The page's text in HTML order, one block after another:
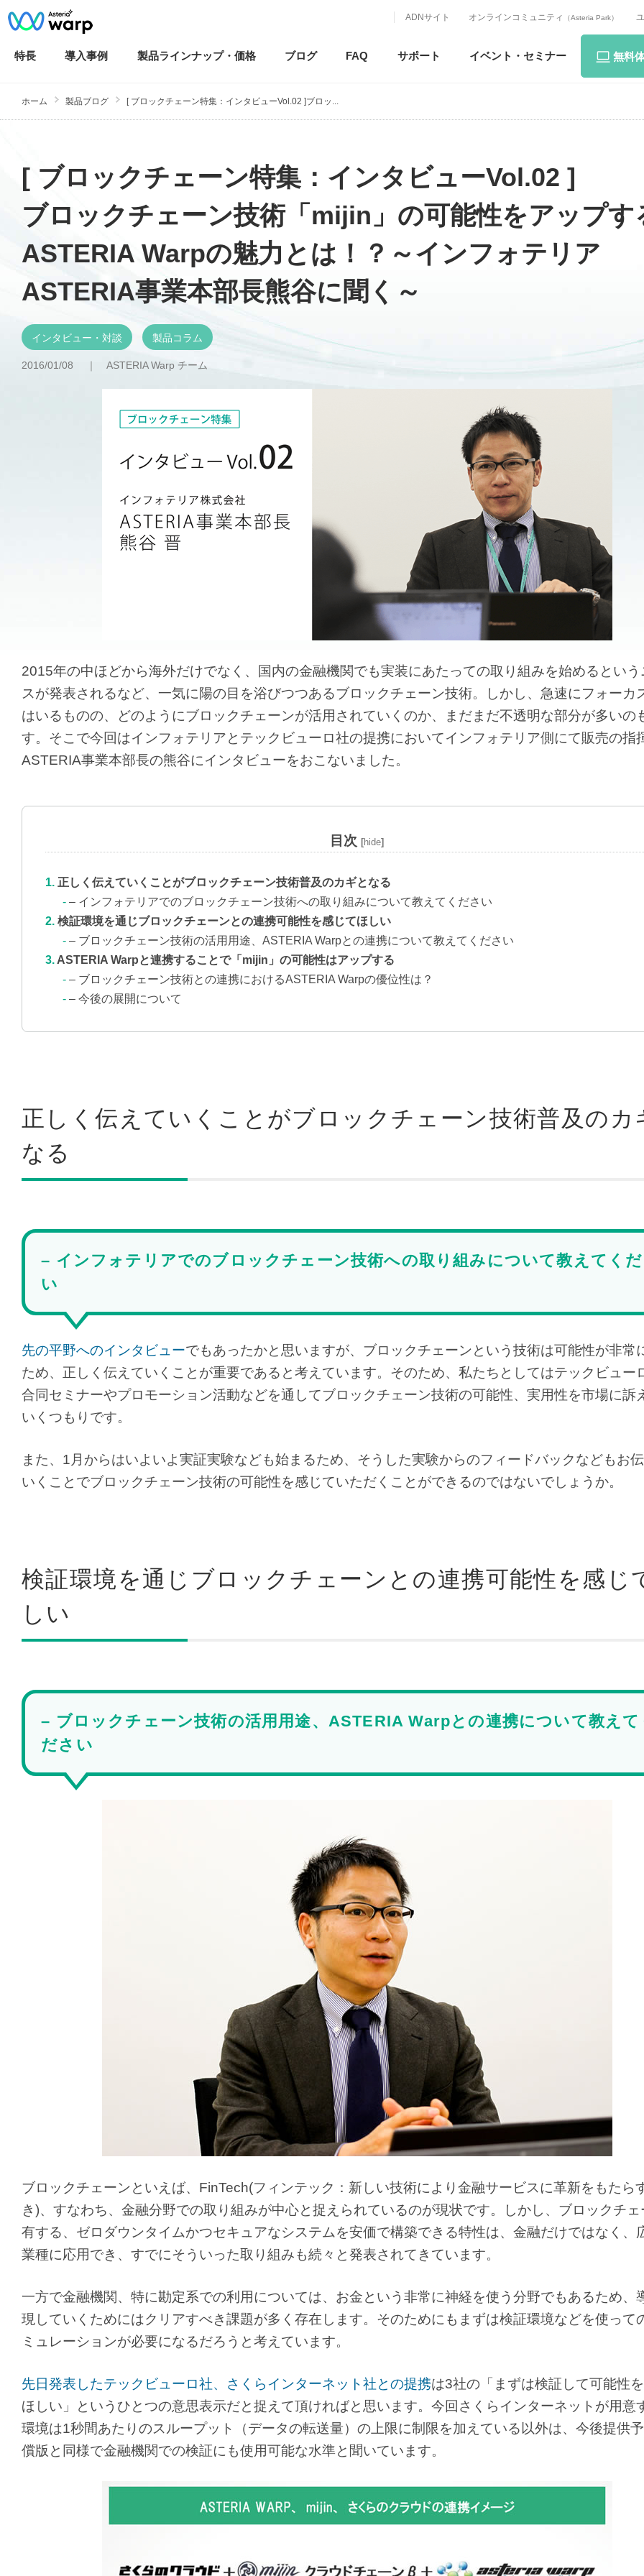
ADNサイト オンラインコミュニティ （Asteria Park）
特長 導入事例 製品ラインナップ・ 価格 ブログ FAQ サポート イベント・ セミナー 無料
ホーム 製品ブログ [ ブロックチェーン特集：インタビューVol.02 ]ブロッ...
[ ブロックチェーン特集：インタビューVol.02 ]
ブロックチェーン技術「mijin」の可能性をアップす
ASTERIA Warpの魅力とは！？～インフォテリア
ASTERIA事業本部長熊谷に聞く～
インタビュー・対談 製品コラム
2016/01/08 ｜ ASTERIA Warp チーム
2015年の中ほどから海外だけでなく、国内の金融機関でも実装にあたっての取り組みを始めるという
スが発表されるなど、一気に陽の目を浴びつつあるブロックチェーン技術。しかし、急速にフォーカ
はいるものの、どのようにブロックチェーンが活用されていくのか、まだまだ不透明な部分が多いの
す。そこで今回はインフォテリアとテックビューロ社の提携においてインフォテリア側にて販売の指
ASTERIA事業本部長の熊谷にインタビューをおこないました。
目次 [hide]
正しく伝えていくことがブロックチェーン技術普及のカギとなる
– インフォテリアでのブロックチェーン技術への取り組みについて教えてください
検証環境を通じブロックチェーンとの連携可能性を感じてほしい
– ブロックチェーン技術の活用用途、ASTERIA Warpとの連携について教えてください
ASTERIA Warpと連携することで「mijin」の可能性はアップする
– ブロックチェーン技術との連携におけるASTERIA Warpの優位性は？
– 今後の展開について
正しく伝えていくことがブロックチェーン技術普及のカ
なる
– インフォテリアでのブロックチェーン技術への取り組みについて教えてく
い
先の平野へのインタビューでもあったかと思いますが、ブロックチェーンという技術は可能性が非常
ため、正しく伝えていくことが重要であると考えています。そのため、私たちとしてはテックビュー
合同セミナーやプロモーション活動などを通してブロックチェーン技術の可能性、実用性を市場に訴
いくつもりです。
また、1月からはいよいよ実証実験なども始まるため、そうした実験からのフィードバックなどもお
いくことでブロックチェーン技術の可能性を感じていただくことができるのではないでしょうか。
検証環境を通じブロックチェーンとの連携可能性を感じ
しい
– ブロックチェーン技術の活用用途、ASTERIA Warpとの連携について教えて
ださい
ブロックチェーンといえば、FinTech(フィンテック：新しい技術により金融サービスに革新をもたら
き)、すなわち、金融分野での取り組みが中心と捉えられているのが現状です。しかし、ブロックチェ
有する、ゼロダウンタイムかつセキュアなシステムを安価で構築できる特性は、金融だけではなく、
業種に応用でき、すでにそういった取り組みも続々と発表されてきています。
一方で金融機関、特に勘定系での利用については、お金という非常に神経を使う分野でもあるため、
現していくためにはクリアすべき課題が多く存在します。そのためにもまずは検証環境などを使って
ミュレーションが必要になるだろうと考えています。
先日発表したテックビューロ社、さくらインターネット社との提携は3社の「まずは検証して可能性
ほしい」というひとつの意思表示だと捉えて頂ければと思います。今回さくらインターネットが用意
環境は1秒間あたりのスループット（データの転送量）の上限に制限を加えている以外は、今後提供
償版と同様で金融機関での検証にも使用可能な水準と聞いています。